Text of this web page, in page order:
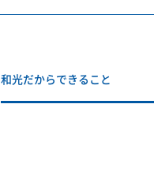
和光だからできること